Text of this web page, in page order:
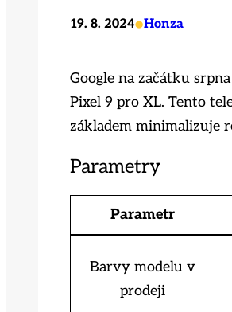
19. 8. 2024•Honza
Google na začátku
Pixel 9 pro XL. Tento
základem minimalizuje
Parametry
Parametr
Barvy modelu v
prodeji